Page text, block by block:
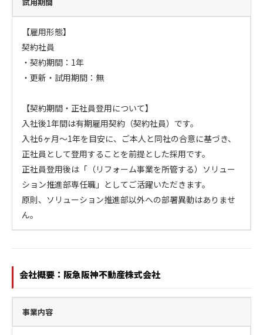
【雇用形態】
契約社員
・契約期間：1年
・更新・試用期間：無
【契約期間・正社員登用について】
入社後1年間は有期雇用契約（契約社員）です。
入社6ヶ月～1年を目安に、ご本人と同社の合意に基づき、
正社員として登用することを前提とした採用です。
正社員登用後は「（リフォーム事業を所管する）ソリュー
ション推進部専任職」としてご活躍いただきます。
原則、ソリューション推進部以外への部署異動はありませ
ん。
会社概要：阪急阪神不動産株式会社
事業内容